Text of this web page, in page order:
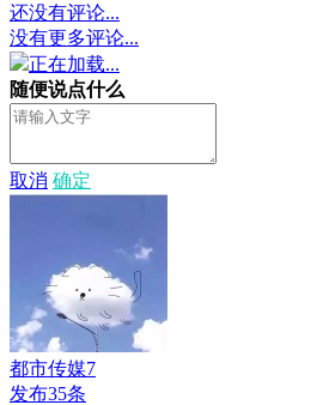
还没有评论...
没有更多评论...
正在加载...
随便说点什么
取消 确定
都市传媒7
发布35条